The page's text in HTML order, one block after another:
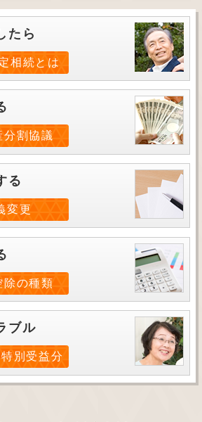
たら
相続とは
割協議
る
変更
除の種類
ブル
別受益分